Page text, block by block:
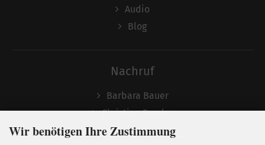
Audio
Blog
Nachruf
Barbara Bauer
Christian Semler
Wir benötigen Ihre Zustimmung